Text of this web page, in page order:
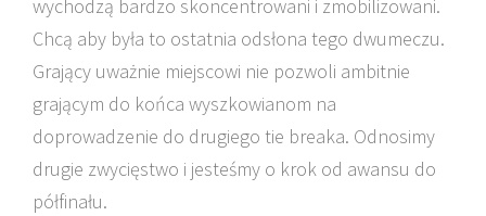
wychodzą bardzo skoncentrowani i zmobilizowani.
Chcą aby była to ostatnia odsłona tego dwumeczu.
Grający uważnie miejscowi nie pozwoli ambitnie
grającym do końca wyszkowianom na
doprowadzenie do drugiego tie breaka. Odnosimy
drugie zwycięstwo i jesteśmy o krok od awansu do
półfinału.